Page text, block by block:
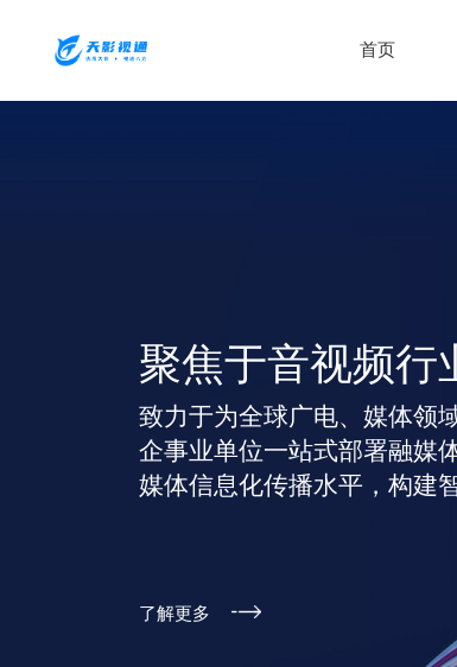
首页
聚焦于音视频行
致力于为全球广电、媒体领
企事业单位一站式部署融媒
媒体信息化传播水平，构建
了解更多